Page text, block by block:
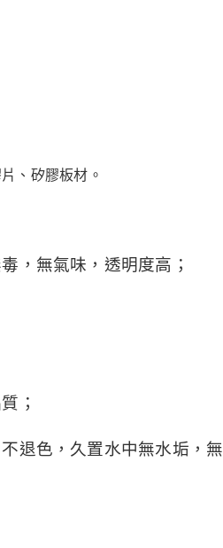
、矽膠板材。
，無氣味，透明度高；
；
退色，久置水中無水垢，無